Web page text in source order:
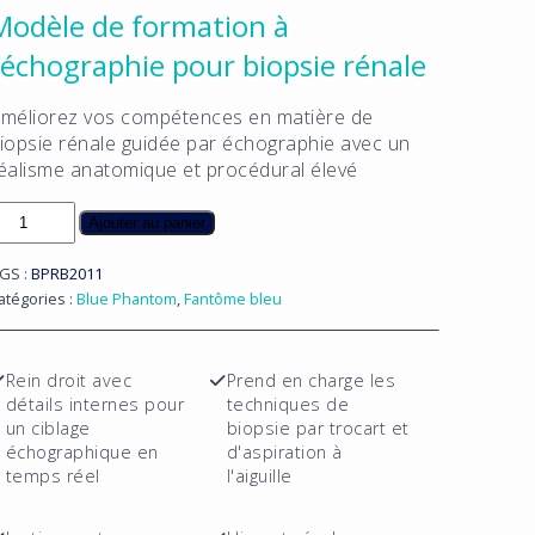
de formation à
pour biopsie rénale
vos compétences en matière de
rénale guidée par échographie avec un
anatomique et procédural élevé
quantité
l'échographie
pour
biopsie
rénale
Ajouter au panier
:BPRB2011
:Blue Phantom,Fantôme bleu
Rein droit avec
détails internes pour
un ciblage
échographique en
temps réel
Prend en charge les
techniques de
biopsie par trocart et
d'aspiration à
l'aiguille